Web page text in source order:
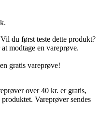
Vil du først teste dette produkt?
modtage en vareprøve.
gratis vareprøve!
over 40 kr. er gratis,
Vareprøver sendes